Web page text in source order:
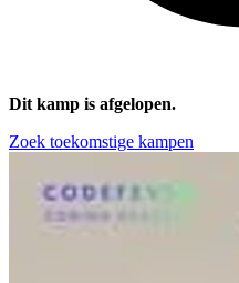
Dit kamp is afgelopen.
Zoek toekomstige kampen